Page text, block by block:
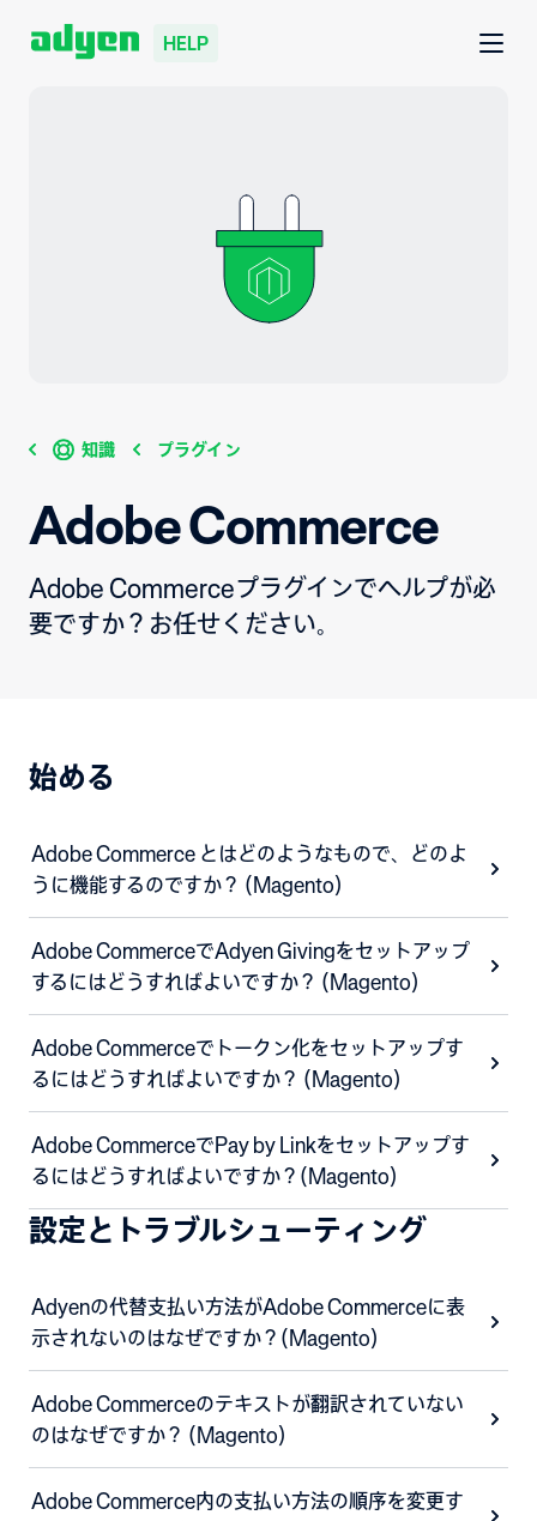
HELP
知識 プラグイン
Adobe Commerce
Adobe Commerceプラグインでヘルプが必
要ですか？お任せください。
始める
Adobe Commerce とはどのようなもので、どのよ
うに機能するのですか？ (Magento)
Adobe CommerceでAdyen Givingをセットアップ
するにはどうすればよいですか？ (Magento)
Adobe Commerceでトークン化をセットアップす
るにはどうすればよいですか？ (Magento)
Adobe CommerceでPay by Linkをセットアップす
るにはどうすればよいですか？(Magento)
設定とトラブルシューティング
Adyenの代替支払い方法がAdobe Commerceに表
示されないのはなぜですか？(Magento)
Adobe Commerceのテキストが翻訳されていない
のはなぜですか？ (Magento)
Adobe Commerce内の支払い方法の順序を変更す